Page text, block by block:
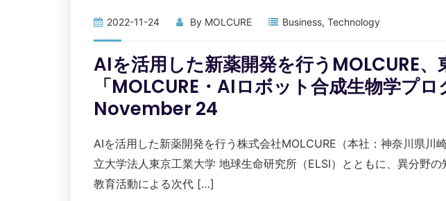
2022-11-24 By MOLCURE Business, Technology
AIを活用した新薬開発を行うMOLCURE、
「MOLCURE・AIロボット合成生物学プ
November 24
AIを活用した新薬開発を行う株式会社MOLCURE（本社：神奈川県川
立大学法人東京工業大学 地球生命研究所（ELSI）とともに、異分野
教育活動による次代 […]